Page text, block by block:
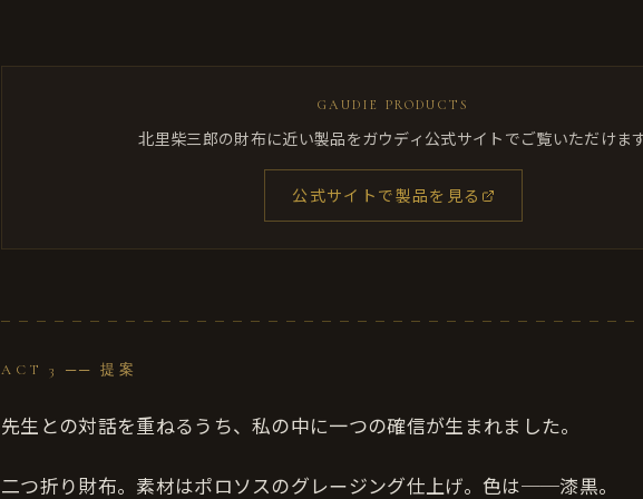
GAUDIE PRODUCTS
北里柴三郎の財布に近い製品をガウディ公式サイトでご覧いただけま
公式サイトで製品を見る
ACT 3 ── 提案
先生との対話を重ねるうち、私の中に一つの確信が生まれました。
二つ折り財布。素材はポロソスのグレージング仕上げ。色は──漆黒。